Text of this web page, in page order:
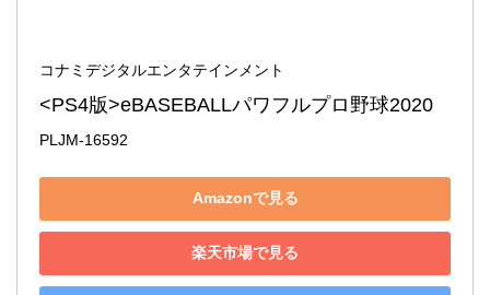
コナミデジタルエンタテインメント
<PS4版>eBASEBALLパワフルプロ野球2020
PLJM-16592
Amazonで見る
楽天市場で見る